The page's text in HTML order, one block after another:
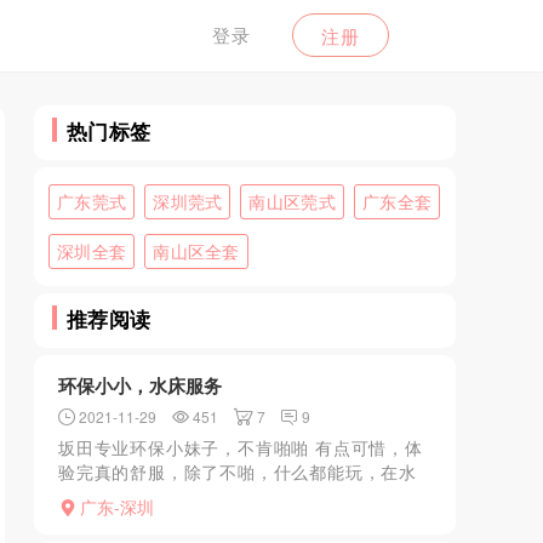
登录 注册
热门标签
广东莞式 深圳莞式 南山区莞式 广东全套
深圳全套 南山区全套
推荐阅读
环保小小，水床服务
2021-11-29 451 7 9
坂田专业环保小妹子，不肯啪啪 有点可惜，体
验完真的舒服，除了不啪，什么都能玩，在水
床上日本女优的感觉，全身搞上润滑油，屁股
推 胸推，毒龙 磨棒棒，按摩没有啪啪 其他项
广东-深圳